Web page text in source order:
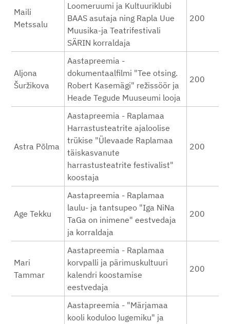
Maili
Metssalu
Loomeruumi ja Kultuuriklubi
BAAS asutaja ning Rapla Uue
Muusika-ja Teatrifestivali
SÄRIN korraldaja
200
Aljona
Šuržikova
Aastapreemia -
dokumentaalfilmi "Tee otsing.
Robert Kasemägi" režissöör ja
Heade Tegude Muuseumi looja
200
Astra Põlma
Aastapreemia - Raplamaa
Harrastusteatrite ajaloolise
trükise "Ülevaade Raplamaa
täiskasvanute
harrastusteatrite festivalist"
koostaja
200
Age Tekku
Aastapreemia - Raplamaa
laulu- ja tantsupeo "Iga NiNa
TaGa on inimene" eestvedaja
ja korraldaja
200
Mari
Tammar
Aastapreemia - Raplamaa
korvpalli ja pärimuskultuuri
kalendri koostamise
eestvedaja
200
Aastapreemia - "Märjamaa
kooli koduloo lugemiku" ja